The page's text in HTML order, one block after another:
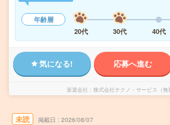
年齢層
20代
30代 40代
気になる! 応募へ進む
派遣会社 株式会社テクノ・サービス（無
未読 掲載日 2026/08/07